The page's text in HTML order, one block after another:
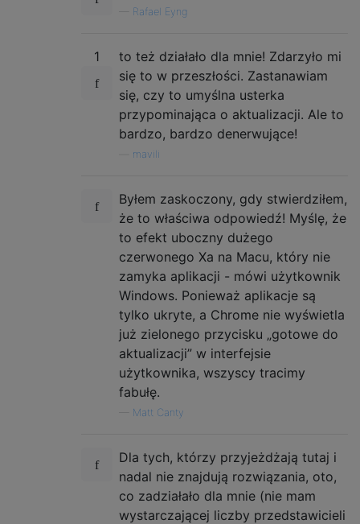
Rafael Eyng
1
to też działało dla mnie! Zdarzyło mi
się to w przeszłości. Zastanawiam
się, czy to umyślna usterka
przypominająca o aktualizacji. Ale to
bardzo, bardzo denerwujące!
mavili
Byłem zaskoczony, gdy stwierdziłem,
że to właściwa odpowiedź! Myślę, że
to efekt uboczny dużego
czerwonego Xa na Macu, który nie
zamyka aplikacji - mówi użytkownik
Windows. Ponieważ aplikacje są
tylko ukryte, a Chrome nie wyświetla
już zielonego przycisku „gotowe do
aktualizacji” w interfejsie
użytkownika, wszyscy tracimy
fabułę.
Matt Canty
Dla tych, którzy przyjeżdżają tutaj i
nadal nie znajdują rozwiązania, oto,
co zadziałało dla mnie (nie mam
wystarczającej liczby przedstawicieli